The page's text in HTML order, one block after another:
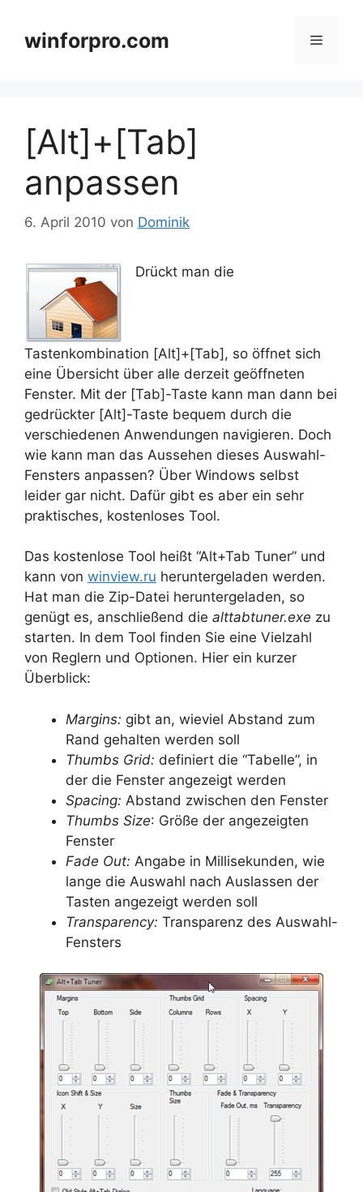
springenwinforpro.com Menü
[Alt]+[Tab]
anpassen
6. April 2010 von Dominik
Drückt man die
Tastenkombination [Alt]+[Tab], so öffnet sich
eine Übersicht über alle derzeit geöffneten
Fenster. Mit der [Tab]-Taste kann man dann bei
gedrückter [Alt]-Taste bequem durch die
verschiedenen Anwendungen navigieren. Doch
wie kann man das Aussehen dieses Auswahl-
Fensters anpassen? Über Windows selbst
leider gar nicht. Dafür gibt es aber ein sehr
praktisches, kostenloses Tool.
Das kostenlose Tool heißt “Alt+Tab Tuner” und
kann von winview.ru heruntergeladen werden.
Hat man die Zip-Datei heruntergeladen, so
genügt es, anschließend die alttabtuner.exe zu
starten. In dem Tool finden Sie eine Vielzahl
von Reglern und Optionen. Hier ein kurzer
Überblick:
Margins: gibt an, wieviel Abstand zum
Rand gehalten werden soll
Thumbs Grid: definiert die “Tabelle”, in
der die Fenster angezeigt werden
Spacing: Abstand zwischen den Fenster
Thumbs Size: Größe der angezeigten
Fenster
Fade Out: Angabe in Millisekunden, wie
lange die Auswahl nach Auslassen der
Tasten angezeigt werden soll
Transparency: Transparenz des Auswahl-
Fensters